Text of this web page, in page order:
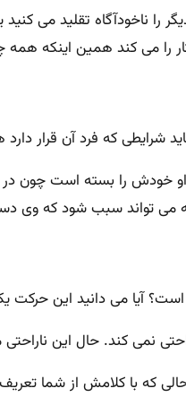
را ناخودآگاه تقلید می
را می کند همین اینکه
که فرد آن قرار دارد
خودش را بسته است چون
تواند سبب شود که وی
آیا می دانید این
نمی کند. حال این ناراحتی
که با کلامش از شما